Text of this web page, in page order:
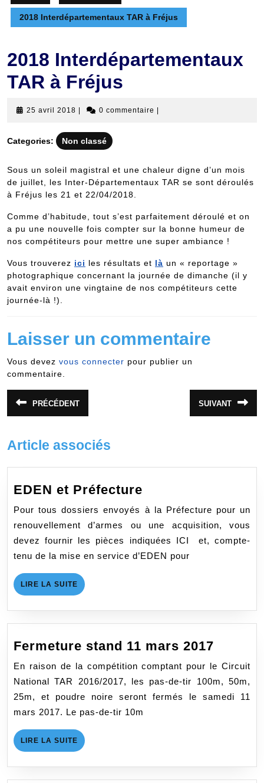
2018 Interdépartementaux TAR à Fréjus
2018 Interdépartementaux
TAR à Fréjus
25 avril 2018 25
0 commentaire
Categories: Non classé
Sous un soleil magistral et une chaleur digne d’un mois
de juillet, les Inter-Départementaux TAR se sont déroulés
à Fréjus les 21 et 22/04/2018.
Comme d’habitude, tout s’est parfaitement déroulé et on
a pu une nouvelle fois compter sur la bonne humeur de
nos compétiteurs pour mettre une super ambiance !
Vous trouverez ici les résultats et là un « reportage »
photographique concernant la journée de dimanche (il y
avait environ une vingtaine de nos compétiteurs cette
journée-là !).
Laisser un commentaire
Vous devez vous connecter pour publier un
commentaire.
Navigation
de
PRÉCÉDENT
précédent
SUIVANT
suivant
Article associés
EDEN et Préfecture
et
Préfecture
Pour tous dossiers envoyés à la Préfecture pour un
renouvellement d’armes ou une acquisition, vous
devez fournir les pièces indiquées ICI et, compte-
tenu de la mise en service d’EDEN pour
LIRE LA SUITE LIRE
LA
Fermeture stand 11 mars 2017
stand
11
mars
En raison de la compétition comptant pour le Circuit
National TAR 2016/2017, les pas-de-tir 100m, 50m,
25m, et poudre noire seront fermés le samedi 11
mars 2017. Le pas-de-tir 10m
LIRE LA SUITE LIRE
LA